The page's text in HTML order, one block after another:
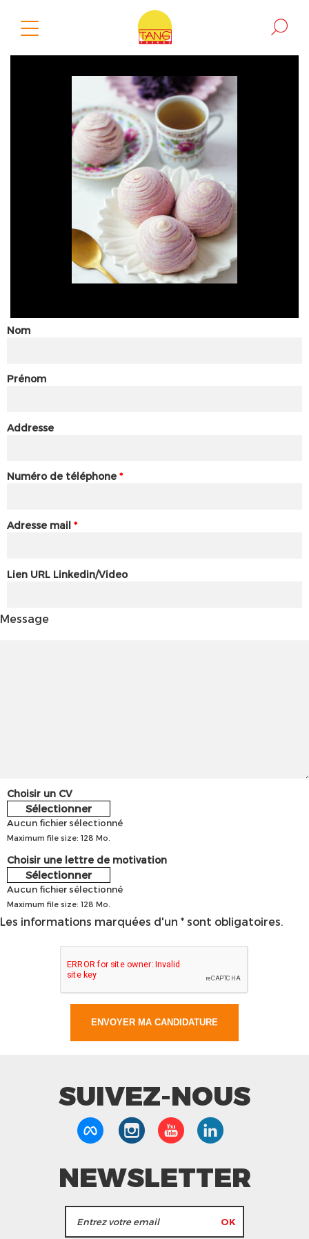
Nom
Prénom
Addresse
Numéro de téléphone *
Adresse mail *
Lien URL Linkedin/Video
Message
Choisir un CV
Sélectionner
Aucun fichier sélectionné
Maximum file size: 128 Mo.
Choisir une lettre de motivation
Sélectionner
Aucun fichier sélectionné
Maximum file size: 128 Mo.
Les informations marquées d'un * sont obligatoires.
SUIVEZ-NOUS
NEWSLETTER